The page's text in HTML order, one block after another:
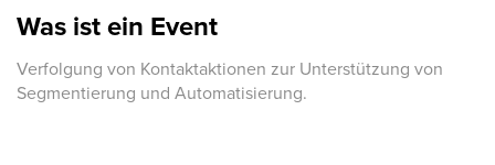
Was ist ein Event
Verfolgung von Kontaktaktionen zur Unterstützung von
Segmentierung und Automatisierung.